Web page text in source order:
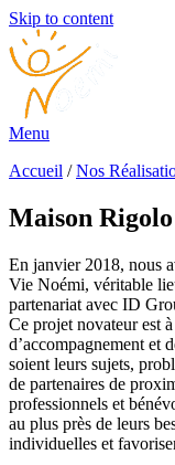
Skip to content
Menu
Accueil /Nos
Maison
En janvier 2018, nous
Vie Noémi, véritable
partenariat avec ID
Ce projet novateur est
d’accompagnement et
soient leurs sujets,
de partenaires de
professionnels et
au plus près de leurs
individuelles et